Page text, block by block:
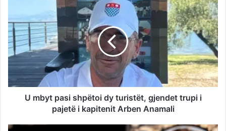
U mbyt pasi shpëtoi dy turistët, gjendet trupi i
pajetë i kapitenit Arben Anamali